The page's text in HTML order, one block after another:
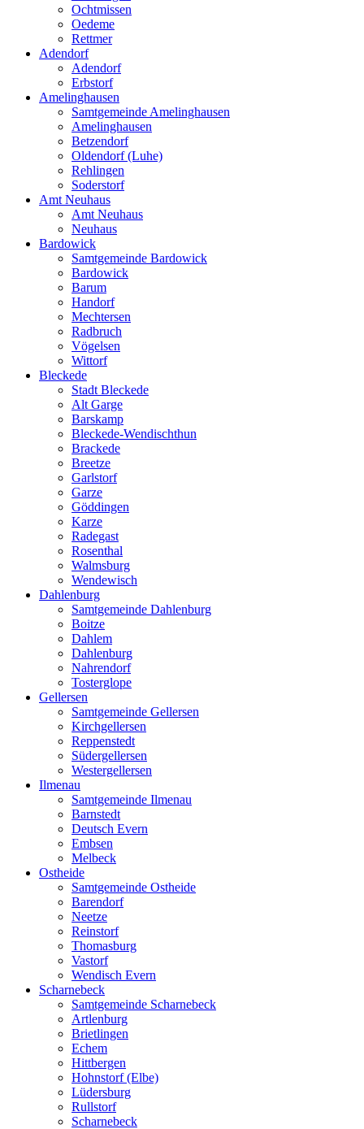
Ochtmissen
Oedeme
Rettmer
Adendorf
Adendorf
Erbstorf
Amelinghausen
Samtgemeinde Amelinghausen
Amelinghausen
Betzendorf
Oldendorf (Luhe)
Rehlingen
Soderstorf
Amt Neuhaus
Amt Neuhaus
Neuhaus
Bardowick
Samtgemeinde Bardowick
Bardowick
Barum
Handorf
Mechtersen
Radbruch
Vögelsen
Wittorf
Bleckede
Stadt Bleckede
Alt Garge
Barskamp
Bleckede-Wendischthun
Brackede
Breetze
Garlstorf
Garze
Göddingen
Karze
Radegast
Rosenthal
Walmsburg
Wendewisch
Dahlenburg
Samtgemeinde Dahlenburg
Boitze
Dahlem
Dahlenburg
Nahrendorf
Tosterglope
Gellersen
Samtgemeinde Gellersen
Kirchgellersen
Reppenstedt
Südergellersen
Westergellersen
Ilmenau
Samtgemeinde Ilmenau
Barnstedt
Deutsch Evern
Embsen
Melbeck
Ostheide
Samtgemeinde Ostheide
Barendorf
Neetze
Reinstorf
Thomasburg
Vastorf
Wendisch Evern
Scharnebeck
Samtgemeinde Scharnebeck
Artlenburg
Brietlingen
Echem
Hittbergen
Hohnstorf (Elbe)
Lüdersburg
Rullstorf
Scharnebeck